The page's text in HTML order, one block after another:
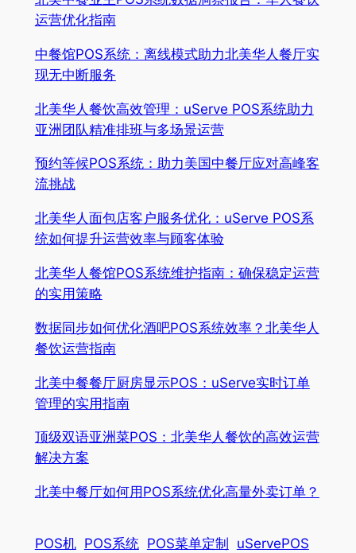
运营优化指南
中餐馆POS系统：离线模式助力北美华人餐厅实
现无中断服务
北美华人餐饮高效管理：uServe POS系统助力
亚洲团队精准排班与多场景运营
预约等候POS系统：助力美国中餐厅应对高峰客
流挑战
北美华人面包店客户服务优化：uServe POS系
统如何提升运营效率与顾客体验
北美华人餐馆POS系统维护指南：确保稳定运营
的实用策略
数据同步如何优化酒吧POS系统效率？北美华人
餐饮运营指南
北美中餐餐厅厨房显示POS：uServe实时订单
管理的实用指南
顶级双语亚洲菜POS：北美华人餐饮的高效运营
解决方案
北美中餐厅如何用POS系统优化高量外卖订单？
POS机 POS系统 POS菜单定制
uServePOS